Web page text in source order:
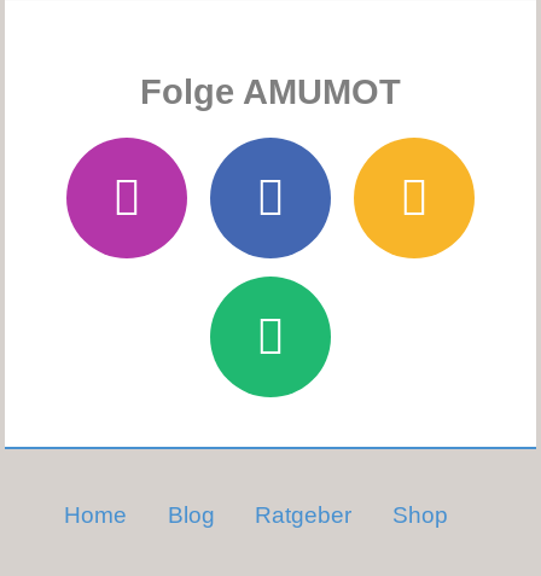
Folge AMUMOT
Home Blog Ratgeber Shop